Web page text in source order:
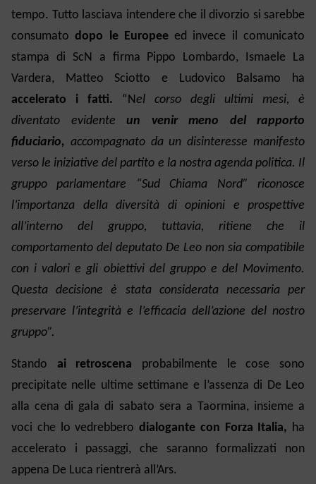
tempo. Tutto lasciava intendere che il divorzio si sarebbe
consumato dopo le Europeeed invece il comunicato
stampa di ScN a firma Pippo Lombardo, Ismaele La
Vardera, Matteo Sciotto e Ludovico Balsamo ha
accelerato i fatti. “Nel corso degli ultimi mesi, è
diventato evidente un venir meno del rapporto
fiduciario, accompagnato da un disinteresse manifesto
verso le iniziative del partito e la nostra agenda politica. Il
gruppo parlamentare “Sud Chiama Nord” riconosce
l’importanza della diversità di opinioni e prospettive
all’interno del gruppo, tuttavia, ritiene che il
comportamento del deputato De Leo non sia compatibile
con i valori e gli obiettivi del gruppo e del Movimento.
Questa decisione è stata considerata necessaria per
preservare l’integrità e l’efficacia dell’azione del nostro
gruppo”.
Stando ai retroscena probabilmente le cose sono
precipitate nelle ultime settimane e l’assenza di De Leo
alla cena di gala di sabato sera a Taormina, insieme a
voci che lo vedrebbero dialogante con Forza Italia, ha
accelerato i passaggi, che saranno formalizzati non
appena De Luca rientrerà all’Ars.